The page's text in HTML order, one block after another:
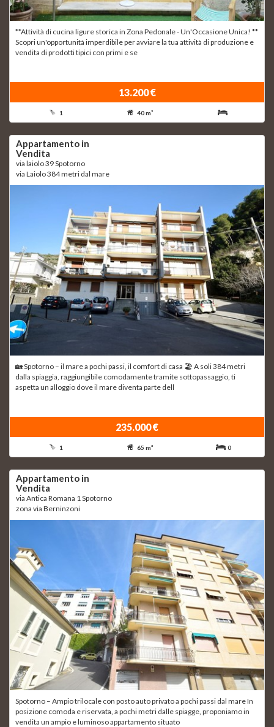
**Attività di cucina ligure storica in Zona Pedonale - Un'Occasione Unica! **
Scopri un'opportunità imperdibile per avviare la tua attività di produzione e
vendita di prodotti tipici con primi e se
13.200 €
1 40 m²
Appartamento in
Vendita
via laiolo 39 Spotorno
via Laiolo 384 metri dal mare
🏡 Spotorno – il mare a pochi passi, il comfort di casa 🏖 A soli 384 metri
dalla spiaggia, raggiungibile comodamente tramite sottopassaggio, ti
aspetta un alloggio dove il mare diventa parte dell
235.000 €
1 65 m² 0
Appartamento in
Vendita
via Antica Romana 1 Spotorno
zona via Berninzoni
Spotorno – Ampio trilocale con posto auto privato a pochi passi dal mare In
posizione comoda e riservata, a pochi metri dalle spiagge, proponiamo in
vendita un ampio e luminoso appartamento situato